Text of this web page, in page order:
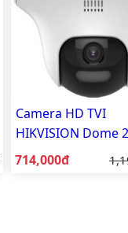
Camera HD TVI
HIKVISION Dome
DS-2CE70D0T-
Giá bán:
714,000đ